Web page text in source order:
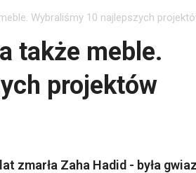
Wybraliśmy 10 najlepszych
także meble.
projektów
zmarła Zaha Hadid - była